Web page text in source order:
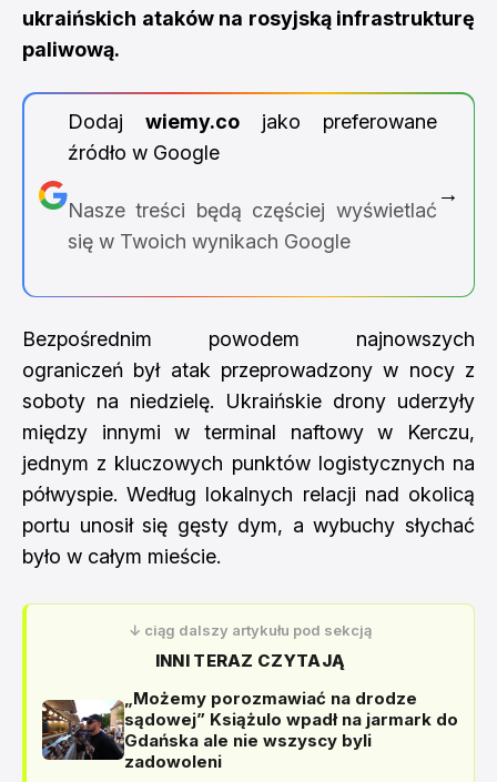
ukraińskich ataków na rosyjską infrastrukturę
paliwową.
Dodaj wiemy.cojako preferowane
źródło w Google
Nasze treści będą częściej wyświetlać
się w Twoich wynikach Google
→
Bezpośrednim powodem najnowszych
ograniczeń był atak przeprowadzony w nocy z
soboty na niedzielę. Ukraińskie drony uderzyły
między innymi w terminal naftowy w Kerczu,
jednym z kluczowych punktów logistycznych na
półwyspie. Według lokalnych relacji nad okolicą
portu unosił się gęsty dym, a wybuchy słychać
było w całym mieście.
↓ ciąg dalszy artykułu pod sekcją
INNI TERAZ CZYTAJĄ
„Możemy porozmawiać na drodze
sądowej” Książulo wpadł na jarmark do
Gdańska ale nie wszyscy byli
zadowoleni